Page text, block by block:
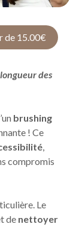
de 15.00€
des
brushing
! Ce
,
compromis
Le
de nettoyer